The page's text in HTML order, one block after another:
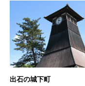
出石の城下町